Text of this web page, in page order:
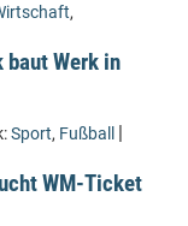
,
baut Werk in
Sport, Fußball |
WM-Ticket